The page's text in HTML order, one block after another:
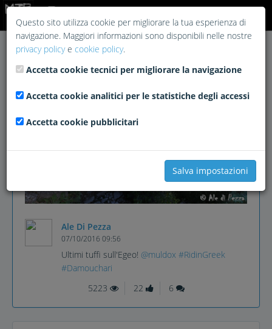
Ale Di Pezza
07/10/2016 09:56
Ultimi tuffi sull'Egeo! @muldox #RidinGreek
#Damouchari
5223
22 6
Questo sito utilizza cookie per migliorare la tua esperienza di
navigazione. Maggiori informazioni sono disponibili nelle nostre
privacy policye cookie policy.
Accetta cookie tecnici per migliorare la navigazione
Accetta cookie analitici per le statistiche degli accessi
Accetta cookie pubblicitari
Salva impostazioni